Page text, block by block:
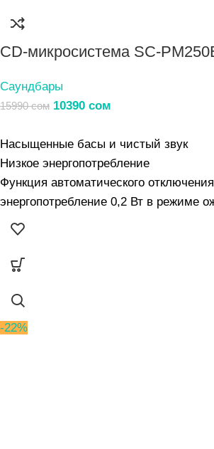
CD-микросистема SC-
Саундбары
15990сом 10390 сом
Насыщенные басы и чистый звук
Низкое энергопотребление
Функция автоматического
энергопотребление 0,2 Вт в режиме
-22%